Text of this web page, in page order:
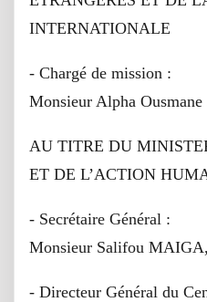
INTERNATIONALE
- Chargé de mission :
Monsieur Alpha
AU TITRE DU
ET DE L’ACTION
- Secrétaire Général :
Monsieur Salifou
- Directeur Général du